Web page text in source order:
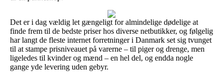
Det er i dag vældig let gængeligt for almindelige dødelige at
finde frem til de bedste priser hos diverse netbutikker, og følgelig
har langt de fleste internet forretninger i Danmark set sig tvunget
til at stampe prisniveauet på varerne – til piger og drenge, men
ligeledes til kvinder og mænd – en hel del, og endda nogle
gange yde levering uden gebyr.